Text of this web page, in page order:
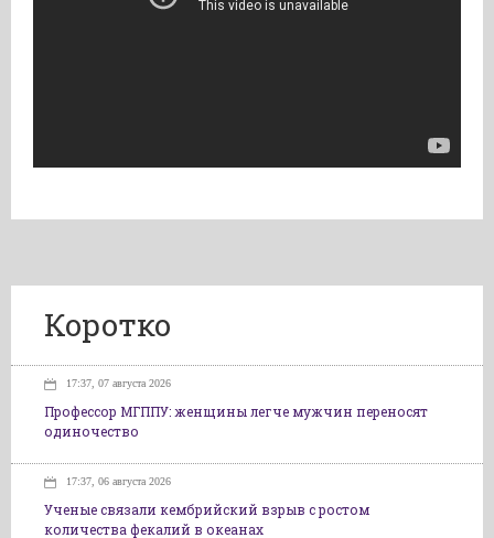
Коротко
17:37, 07 августа 2026
Профессор МГППУ: женщины легче мужчин переносят
одиночество
17:37, 06 августа 2026
Ученые связали кембрийский взрыв с ростом
количества фекалий в океанах